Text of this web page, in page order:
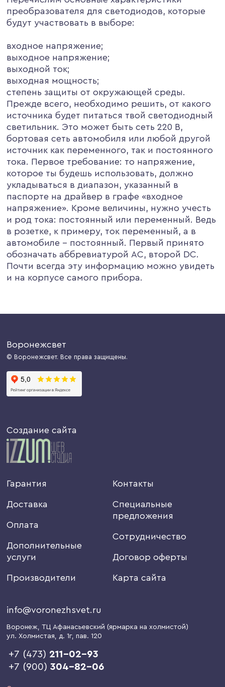
преобразователя для светодиодов, которые
будут участвовать в выборе:
входное напряжение;
выходное напряжение;
выходной ток;
выходная мощность;
степень защиты от окружающей среды.
Прежде всего, необходимо решить, от какого
источника будет питаться твой светодиодный
светильник. Это может быть сеть 220 В,
бортовая сеть автомобиля или любой другой
источник как переменного, так и постоянного
тока. Первое требование: то напряжение,
которое ты будешь использовать, должно
укладываться в диапазон, указанный в
паспорте на драйвер в графе «входное
напряжение». Кроме величины, нужно учесть
и род тока: постоянный или переменный. Ведь
в розетке, к примеру, ток переменный, а в
автомобиле – постоянный. Первый принято
обозначать аббревиатурой АС, второй DC.
Почти всегда эту информацию можно увидеть
и на корпусе самого прибора.
Воронежсвет
© Воронежсвет. Все права защищены.
Создание сайта
Гарантия
Доставка
Оплата
Дополнительные
услуги
Производители
Контакты
Специальные
предложения
Сотрудничество
Договор оферты
Карта сайта
info@voronezhsvet.ru
Воронеж
, ТЦ Афанасьевский (ярмарка на холмистой)
ул. Холмистая, д. 1г, пав. 120
+7 (473) 211-02-93
+7 (900)304-82-06